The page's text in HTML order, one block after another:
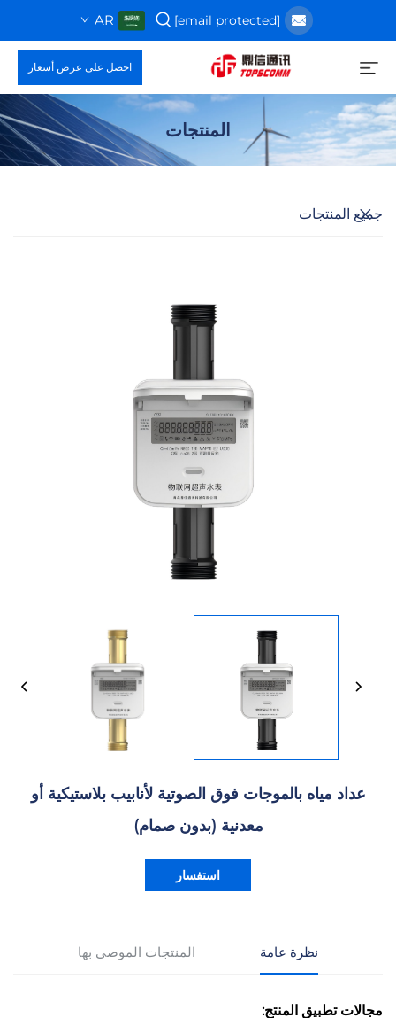
[email protected]
AR
احصل على عرض أسعار
المنتجات
جميع المنتجات
عداد مياه بالموجات فوق الصوتية لأنابيب بلاستيكية أو
معدنية (بدون صمام)
استفسار
نظرة عامة المنتجات الموصى بها
مجالات تطبيق المنتج: